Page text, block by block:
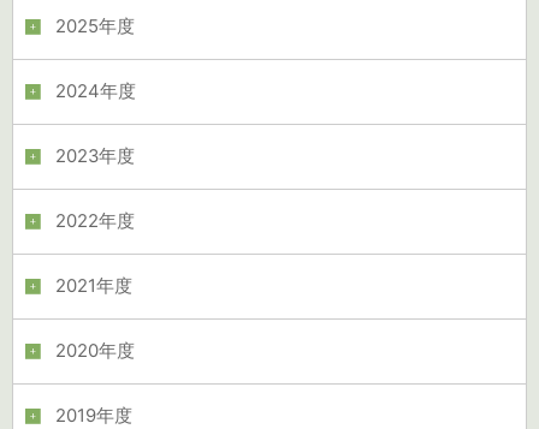
2025年度
2024年度
2023年度
2022年度
2021年度
2020年度
2019年度